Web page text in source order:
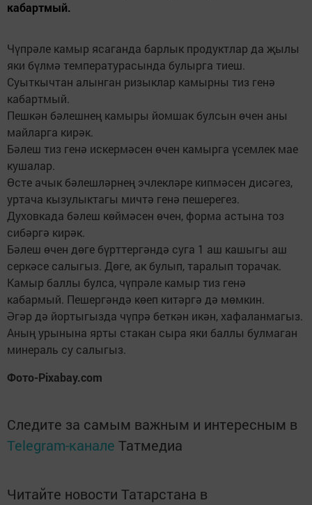
кабартмый.
Чүпрәле камыр ясаганда барлык продуктлар да җылы
яки бүлмә температурасында булырга тиеш.
Суыткычтан алынган ризыклар камырны тиз генә
кабартмый.
Пешкән бәлешнең камыры йомшак булсын өчен аны
майларга кирәк.
Бәлеш тиз генә искермәсен өчен камырга үсемлек мае
кушалар.
Өсте ачык бәлешләрнең эчлекләре кипмәсен дисәгез,
уртача кызулыктагы мичтә генә пешерегез.
Духовкада бәлеш көймәсен өчен, форма астына тоз
сибәргә кирәк.
Бәлеш өчен дөге бүрттергәндә суга 1 аш кашыгы аш
серкәсе салыгыз. Дөге, ак булып, таралып торачак.
Камыр баллы булса, чүпрәле камыр тиз генә
кабармый. Пешергәндә көеп китәргә дә мөмкин.
Әгәр дә йортыгызда чүпрә беткән икән, хафаланмагыз.
Аның урынына ярты стакан сыра яки баллы булмаган
минераль су салыгыз.
Фото-Pixabay.com
Следите за самым важным и интересным в
Telegram-канале Татмедиа
Читайте новости Татарстана в